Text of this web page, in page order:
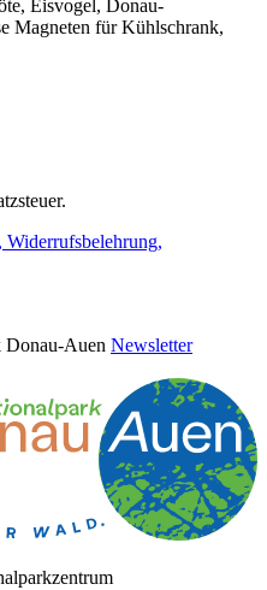
Eisvogel, Donau-
Magneten für Kühlschrank,
Donau-Auen Newsletter